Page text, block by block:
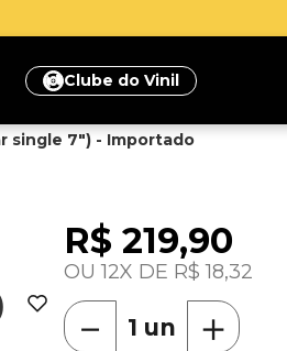
Clube do Vinil
single 7") - Importado
R$ 219,90
12 R$ 18,32
＋
－